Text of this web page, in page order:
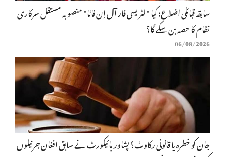
سابقہ قبائلی اضلاع: کیا "لٹریسی فار آل اِن فاٹا" منصوبہ مستقل سرکاری
نظام کا حصہ بن سکے گا؟
06/08/2026
جان کو خطرہ یا قانونی رکاوٹ؟ پشاور ہائیکورٹ نے سابق افغان جرنیلوں